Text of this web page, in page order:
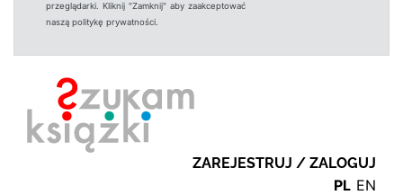
przeglądarki. Kliknij "Zamknij" aby zaakceptować
naszą politykę prywatności.
ZAREJESTRUJ / ZALOGUJ
PL EN